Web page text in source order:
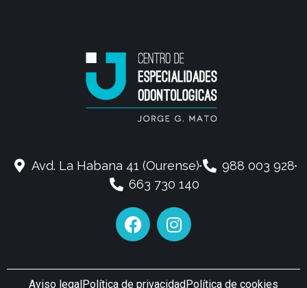
Avd. La Habana 41 (Ourense)
988 003 928
663 730 140
Aviso legal Política de privacidad Política de cookies